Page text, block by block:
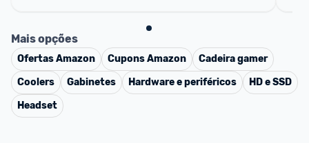
Mais opções
OfertasAmazon CuponsAmazon
Cadeira gamer
Coolers
Gabinetes Hardware e periféricos
HD e SSD
Headset